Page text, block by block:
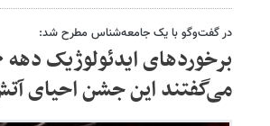
در گفت‌وگو با یک جامعه‌شناس مطرح شد:
می‌گفتند این جشن احیای